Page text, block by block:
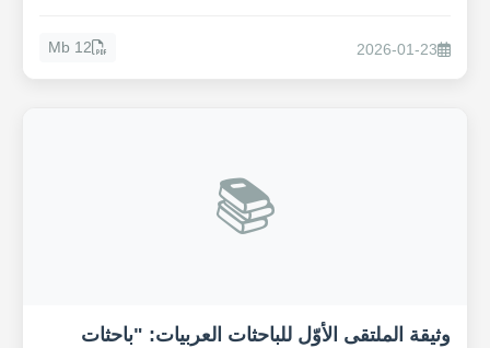
2026-01-23
12 Mb
📚
وثيقة الملتقى الأوّل للباحثات العربيات: "باحثات